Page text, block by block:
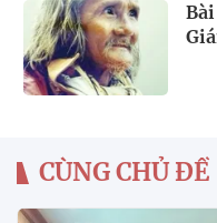
CÙNG CHỦ ĐỀ